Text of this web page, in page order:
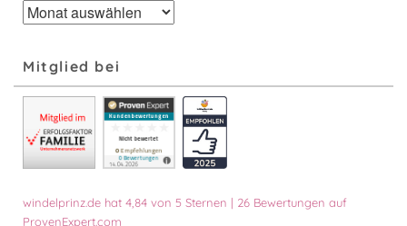
Beiträge
nach
Mitglied bei
windelprinz.de hat 4,84 von 5 Sternen | 26 Bewertungen auf
ProvenExpert.com